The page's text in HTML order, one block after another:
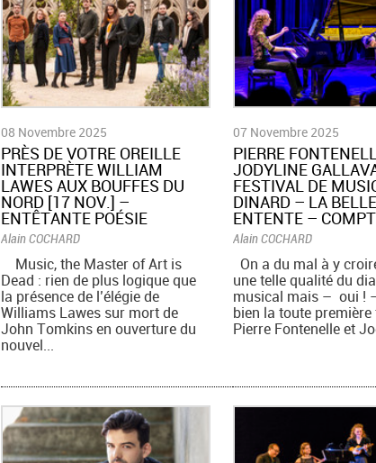
08 Novembre 2025
​PRÈS DE VOTRE OREILLE
INTERPRÈTE WILLIAM
LAWES AUX BOUFFES DU
NORD [17 NOV.] –
ENTÊTANTE POÉSIE
Alain COCHARD
Music, the Master of Art is
Dead : rien de plus logique que
la présence de l’élégie de
Williams Lawes sur mort de
John Tomkins en ouverture du
nouvel...
07 Novembre 2025
​PIERRE
JODYLINE
FESTIVAL DE
DINARD – LA BELLE
ENTENTE –
Alain COCHARD
On a du mal à y
une telle qualité du
musical mais – oui !
bien la toute
Pierre Fontenelle et